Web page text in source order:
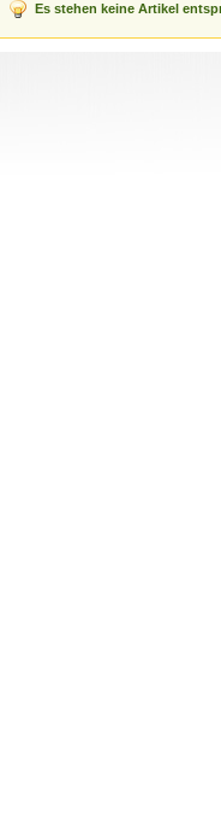
Es stehen keine Artikel